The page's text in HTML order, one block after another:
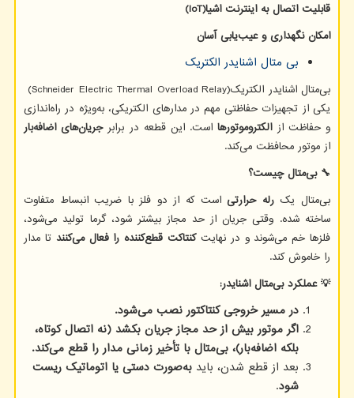
قابلیت اتصال به اینترنت اشیا(IoT)
امکان نگهداری و عیب‌یابی آسان
بی متال اشنایدر الکتریک
بی‌متال اشنایدر الکتریک(Schneider Electric Thermal Overload Relay)
یکی از تجهیزات حفاظتی مهم در مدارهای الکتریکی، به‌ویژه در راه‌اندازی
و حفاظت ازالکتروموتورهااست. این قطعه در برابرجریان‌های اضافه‌بار
از موتور محافظت می‌کند.
🔧 بی‌متال چیست؟
بی‌متال یکرله حرارتیاست که از دو فلز با ضریب انبساط متفاوت
ساخته شده. وقتی جریان از حد مجاز بیشتر شود، گرما تولید می‌شود،
فلزها خم می‌شوند و در نهایتکنتاکت قطع‌کننده را فعال می‌کنند تا مدار
را خاموش کند.
💡 عملکرد بی‌متال اشنایدر:
در مسیر خروجی کنتاکتور نصب می‌شود.
اگر موتور بیش از حد مجاز جریان بکشد (نه اتصال کوتاه،
بلکه اضافه‌بار)، بی‌متال با تأخیر زمانی مدار را قطع می‌کند.
بعد از قطع شدن، باید به‌صورت دستی یا اتوماتیک ریست
شود.